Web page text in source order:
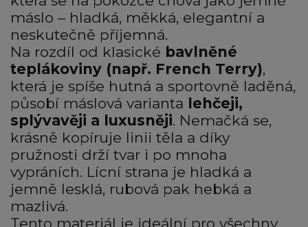
máslo – hladká, měkká, elegantní a
neskutečně příjemná.
Na rozdíl od klasické bavlněné
teplákoviny (např. French Terry),
která je spíše hutná a sportovně laděná,
působí máslová varianta lehčeji,
splývavěji a luxusněji. Nemačká se,
krásně kopíruje linii těla a díky
pružnosti drží tvar i po mnoha
vypráních. Lícní strana je hladká a
jemně lesklá, rubová pak hebká a
mazlivá.
Tento materiál je ideální pro všechny,